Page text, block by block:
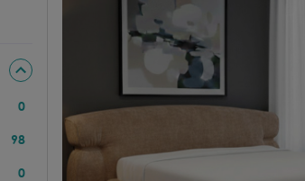
0
98
0